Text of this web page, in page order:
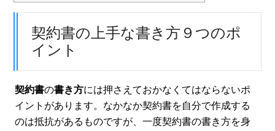
契約書の上手な書き方９つのポ
イント
契約書の書き方には押さえておかなくてはならないポ
イントがあります。なかなか契約書を自分で作成する
のは抵抗があるものですが、一度契約書の書き方を身